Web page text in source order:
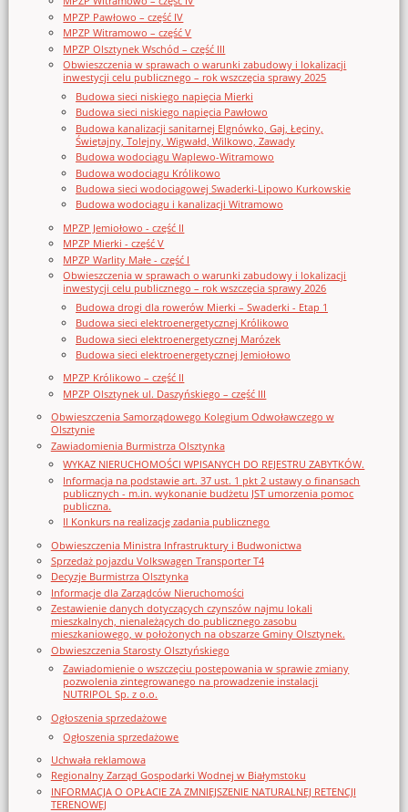
MPZP Pawłowo – część IV
MPZP Witramowo – część V
MPZP Olsztynek Wschód – część III
Obwieszczenia w sprawach o warunki zabudowy i lokalizacji
inwestycji celu publicznego – rok wszczęcia sprawy 2025
Budowa sieci niskiego napięcia Mierki
Budowa sieci niskiego napięcia Pawłowo
Budowa kanalizacji sanitarnej Elgnówko, Gaj, Łęciny,
Świętajny, Tolejny, Wigwałd, Wilkowo, Zawady
Budowa wodociągu Waplewo-Witramowo
Budowa wodociągu Królikowo
Budowa sieci wodociągowej Swaderki-Lipowo Kurkowskie
Budowa wodociągu i kanalizacji Witramowo
MPZP Jemiołowo - część II
MPZP Mierki - część V
MPZP Warlity Małe - część I
Obwieszczenia w sprawach o warunki zabudowy i lokalizacji
inwestycji celu publicznego – rok wszczęcia sprawy 2026
Budowa drogi dla rowerów Mierki – Swaderki - Etap 1
Budowa sieci elektroenergetycznej Królikowo
Budowa sieci elektroenergetycznej Marózek
Budowa sieci elektroenergetycznej Jemiołowo
MPZP Królikowo – część II
MPZP Olsztynek ul. Daszyńskiego – część III
Obwieszczenia Samorządowego Kolegium Odwoławczego w
Olsztynie
Zawiadomienia Burmistrza Olsztynka
WYKAZ NIERUCHOMOŚCI WPISANYCH DO REJESTRU ZABYTKÓW.
Informacja na podstawie art. 37 ust. 1 pkt 2 ustawy o finansach
publicznych - m.in. wykonanie budżetu JST umorzenia pomoc
publiczna.
II Konkurs na realizację zadania publicznego
Obwieszczenia Ministra Infrastruktury i Budwonictwa
Sprzedaż pojazdu Volkswagen Transporter T4
Decyzje Burmistrza Olsztynka
Informacje dla Zarządców Nieruchomości
Zestawienie danych dotyczących czynszów najmu lokali
mieszkalnych, nienależących do publicznego zasobu
mieszkaniowego, w położonych na obszarze Gminy Olsztynek.
Obwieszczenia Starosty Olsztyńskiego
Zawiadomienie o wszczęciu postępowania w sprawie zmiany
pozwolenia zintegrowanego na prowadzenie instalacji
NUTRIPOL Sp. z o.o.
Ogłoszenia sprzedażowe
Ogłoszenia sprzedażowe
Uchwała reklamowa
Regionalny Zarząd Gospodarki Wodnej w Białymstoku
INFORMACJA O OPŁACIE ZA ZMNIEJSZENIE NATURALNEJ RETENCJI
TERENOWEJ